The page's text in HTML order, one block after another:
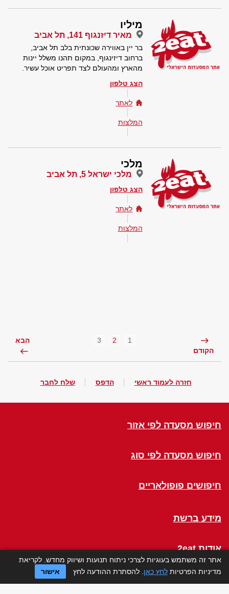
מיליו
מאיר דיזנגוף 141, תל אביב
בר יין באווירה שכונתית בלב תל אביב,
ברחוב דיזינגוף, במקום תהנו משלל יינות
מהארץ ומהעולם לצד תפריט אוכל עשיר.
הצג טלפון
לאתר
המלצות
מלכי
מלכי ישראל 5, תל אביב
הצג טלפון
לאתר
המלצות
הקודם
1
2
3 הבא
חזרה לעמוד ראשי הדפס שלח לחבר
חיפוש מסעדה לפי אזור
חיפוש מסעדה לפי סוג
חיפושים פופולאריים
מידע ברשת
אודות 2eat
Click a Table
אתר זה משתמש בעוגיות לצרכי ניתוח תנועות ושיווק מחדש. לקריאת
מדיניות הפרטיות לחץ כאן . להסתרת ההודעה לחץ אישור